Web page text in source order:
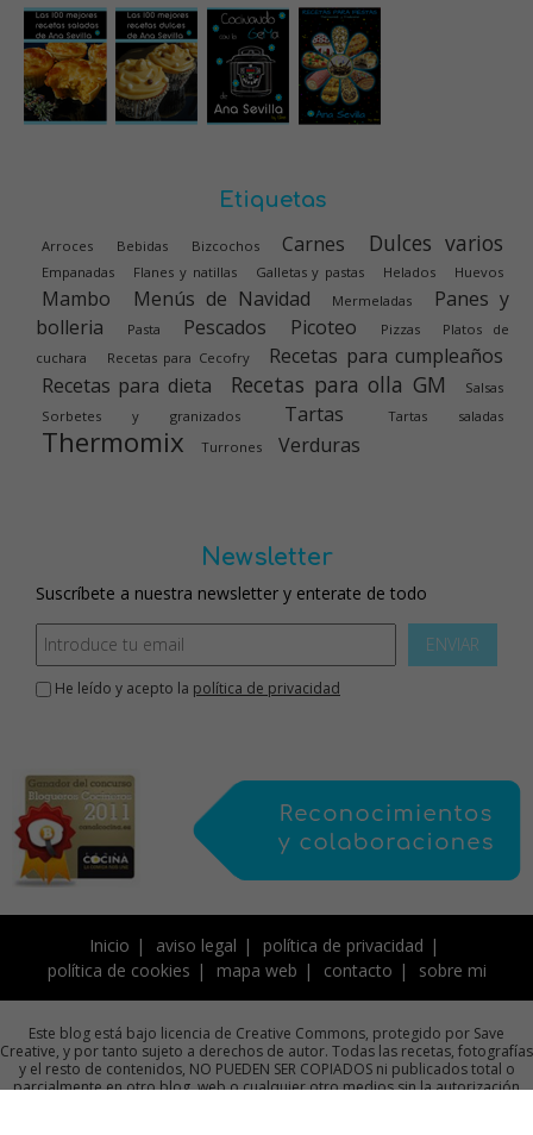
Etiquetas
Arroces Bebidas Bizcochos Carnes Dulces varios
Empanadas Flanes y natillas Galletas y pastas Helados Huevos
Mambo Menús de Navidad Mermeladas
Panes y
bolleria
Pasta Pescados Picoteo Pizzas
Platos de
cuchara
Recetas para Cecofry
Recetas para cumpleaños
Recetas para dieta
Recetas para olla GM
Salsas
Sorbetes y granizados
Tartas Tartas saladas
Thermomix Turrones Verduras
Newsletter
Suscríbete a nuestra newsletter y enterate de todo
ENVIAR
He leído y acepto la política de privacidad
Inicio aviso legal
política de privacidad
política de cookies
mapa web contacto sobre mi
Este blog está bajo licencia de Creative Commons, protegido por Save
Creative, y por tanto sujeto a derechos de autor. Todas las recetas, fotografías
y el resto de contenidos, NO PUEDEN SER COPIADOS ni publicados total o
parcialmente en otro blog, web o cualquier otro medios sin la autorización